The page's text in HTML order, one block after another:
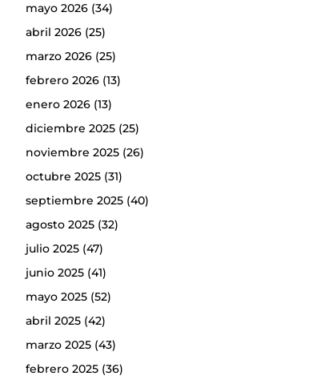
mayo 2026(34)
abril 2026(25)
marzo 2026(25)
febrero 2026(13)
enero 2026(13)
diciembre 2025(25)
noviembre 2025(26)
octubre 2025(31)
septiembre 2025(40)
agosto 2025(32)
julio 2025(47)
junio 2025(41)
mayo 2025(52)
abril 2025(42)
marzo 2025(43)
febrero 2025(36)